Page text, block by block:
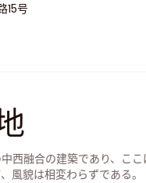
15号
西融合の建築であり、こ
風貌は相変わらずである。